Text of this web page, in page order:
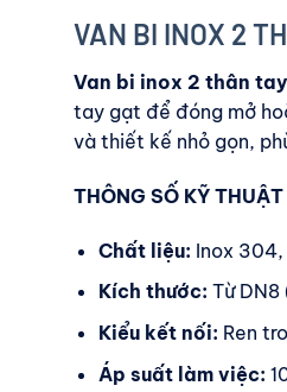
VAN BI INOX 2
Van bi inox 2 thân
tay gạt để đóng mở
và thiết kế nhỏ gọn,
THÔNG SỐ KỸ THUẬT
Chất liệu: Inox 304,
Kích thước: Từ
Kiểu kết nối: Ren
Áp suất làm việc: